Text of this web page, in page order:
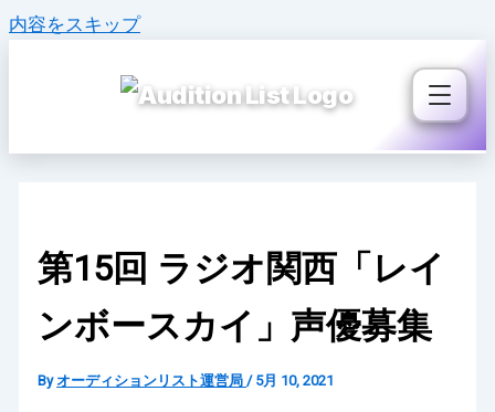
内容をスキップ
第15回 ラジオ関西「レイ
ンボースカイ」声優募集
Byオーディションリスト運営局 / 5月 10, 2021